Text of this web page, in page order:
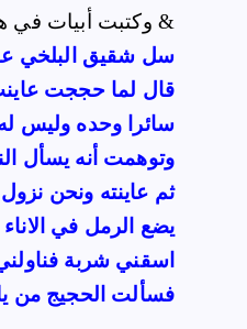
& وكتبت أبيات في هذا القصة &
سل شقيق البلخي
قال لما حججت
سائرا وحده وليس له
وتوهمت أنه يسأل
ثم عاينته ونحن
يضع الرمل في
اسقني شربة
فسألت الحجيج من